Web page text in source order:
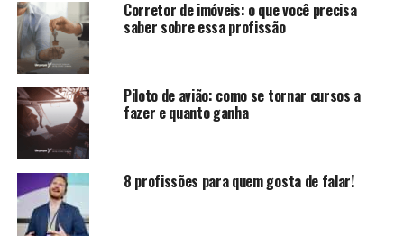
Corretor de imóveis: o que você precisa
saber sobre essa profissão
Piloto de avião: como se tornar cursos a
fazer e quanto ganha
8 profissões para quem gosta de falar!